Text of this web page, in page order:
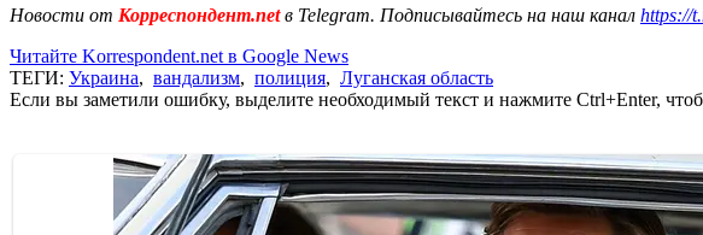
Новости от Корреспондент.netв Telegram. Подписывайтесь на наш канал https://
Читайте Korrespondent.net в Google News
ТЕГИ: Украина, вандализм, полиция, Луганская область
Если вы заметили ошибку, выделите необходимый текст и нажмите Ctrl+Enter,